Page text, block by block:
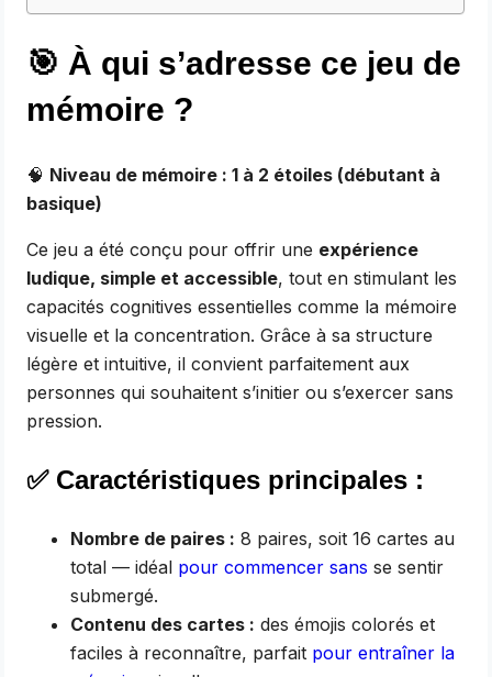
🎯 À qui s’adresse ce jeu de
mémoire ?
🧠 Niveau de mémoire : 1 à 2 étoiles (débutant à
basique)
Ce jeu a été conçu pour offrir une expérience
ludique, simple et accessible, tout en stimulant les
capacités cognitives essentielles comme la mémoire
visuelle et la concentration. Grâce à sa structure
légère et intuitive, il convient parfaitement aux
personnes qui souhaitent s’initier ou s’exercer sans
pression.
✅ Caractéristiques principales :
Nombre de paires : 8 paires, soit 16 cartes au
total — idéal pour commencer sans se sentir
submergé.
Contenu des cartes : des émojis colorés et
faciles à reconnaître, parfait pour entraîner la